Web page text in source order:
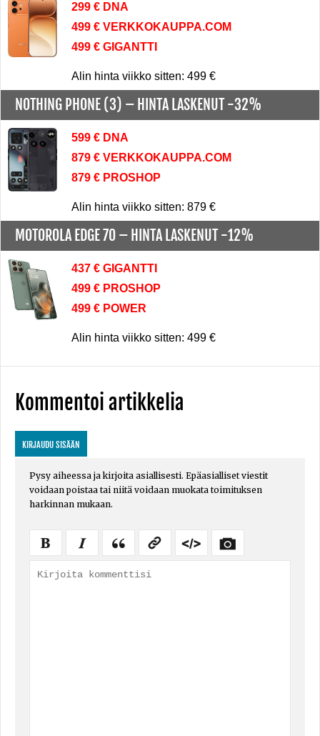
299 € DNA
499 € VERKKOKAUPPA.COM
499 € GIGANTTI
Alin hinta viikko sitten: 499 €
NOTHING PHONE (3) – HINTA LASKENUT -32%
599 € DNA
879 € VERKKOKAUPPA.COM
879 € PROSHOP
Alin hinta viikko sitten: 879 €
MOTOROLA EDGE 70 – HINTA LASKENUT -12%
437 € GIGANTTI
499 € PROSHOP
499 € POWER
Alin hinta viikko sitten: 499 €
Kommentoi artikkelia
KIRJAUDU SISÄÄN
Pysy aiheessa ja kirjoita asiallisesti. Epäasialliset viestit
voidaan poistaa tai niitä voidaan muokata toimituksen
harkinnan mukaan.